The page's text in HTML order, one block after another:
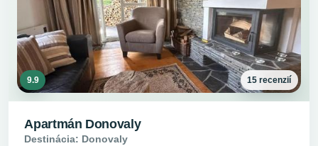
9.9 15 recenzií
Apartmán Donovaly
Destinácia: Donovaly